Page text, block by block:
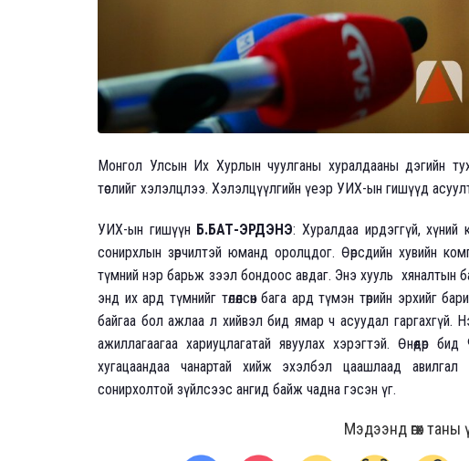
Монгол Улсын Их Хурлын чуулганы хуралдааны дэгийн
төслийг хэлэлцлээ. Хэлэлцүүлгийн үеэр УИХ-ын гишүүд
УИХ-ын гишүүн Б.БАТ-ЭРДЭНЭ: Хуралдаа ирдэггүй, хүний
сонирхлын зөрчилтэй юманд оролцдог. Өөрсдийн хувийн
түмний нэр барьж зээл бондоос авдаг. Энэ хууль хяналтын
энд их ард түмнийг төлөөлсөн бага ард түмэн төрийн эрхийг
байгаа бол ажлаа л хийвэл бид ямар ч асуудал гаргахгүй.
ажиллагаагаа хариуцлагатай явуулах хэрэгтэй. Өнөөдөр
хугацаандаа чанартай хийж эхэлбэл цаашлаад
сонирхолтой зүйлсээс ангид байж чадна гэсэн үг.
Мэдээнд өгөх таны